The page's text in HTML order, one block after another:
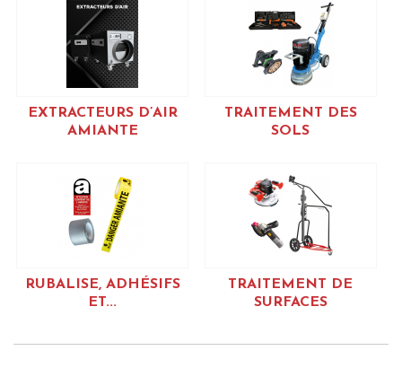
EXTRACTEURS D’AIR
AMIANTE
TRAITEMENT DES
SOLS
RUBALISE, ADHÉSIFS
ET...
TRAITEMENT DE
SURFACES